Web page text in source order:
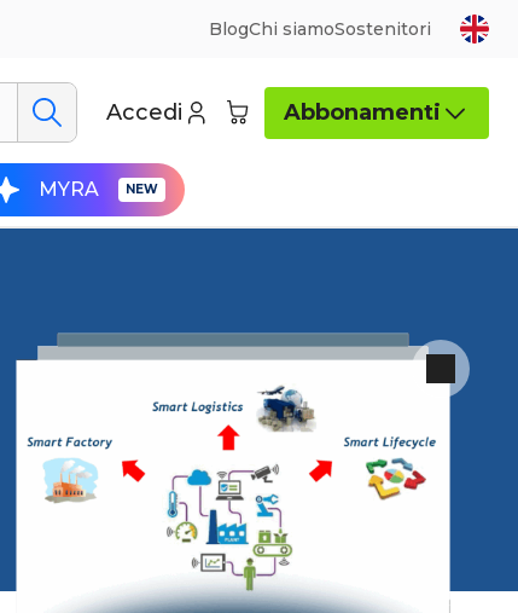
BlogChi siamoSostenitori
Accedi Abbonamenti
MYRA